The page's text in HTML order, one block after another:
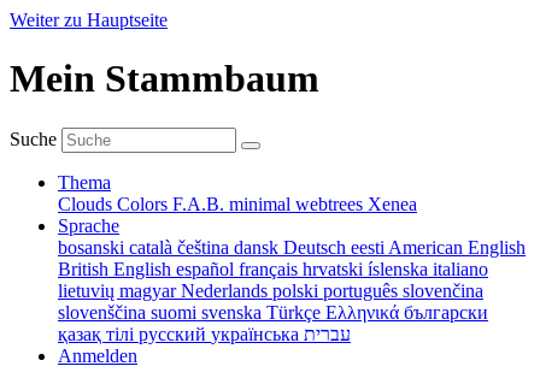
Weiter zu Hauptseite
Mein Stammbaum
Suche
Thema
Clouds Colors F.A.B. minimal webtrees Xenea
Sprache
bosanski català čeština dansk Deutsch eesti American English
British English español français hrvatski íslenska italiano
lietuvių magyarNederlands polski português slovenčina
slovenščina suomi svenska Türkçe Ελληνικά български
қазақ тілі русский українська עברית
Anmelden